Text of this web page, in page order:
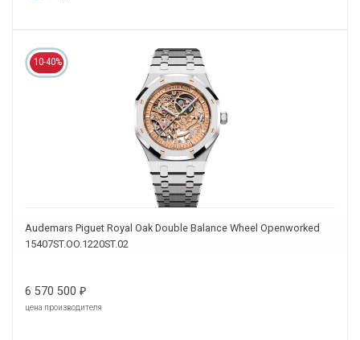
10-40%
Audemars Piguet Royal Oak Double Balance Wheel Openworked
15407ST.OO.1220ST.02
6 570 500 ₽
цена производителя